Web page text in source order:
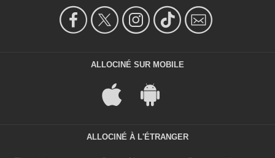
ALLOCINÉ SUR MOBILE
ALLOCINÉ À L'ÉTRANGER